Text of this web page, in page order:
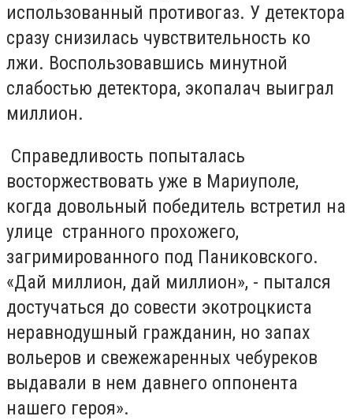
использованный противогаз. У детектора
сразу снизилась чувствительность ко
лжи. Воспользовавшись минутной
слабостью детектора, экопалач выиграл
миллион.
Справедливость попыталась
восторжествовать уже в Мариуполе,
когда довольный победитель встретил на
улице странного прохожего,
загримированного под Паниковского.
«Дай миллион, дай миллион», - пытался
достучаться до совести экотроцкиста
неравнодушный гражданин, но запах
вольеров и свежежаренных чебуреков
выдавали в нем давнего оппонента
нашего героя».